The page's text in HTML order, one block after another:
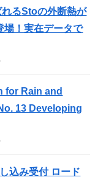
れるStoの外断熱が
場！実在データで
for Rain and
13 Developing
込み受付 ロード